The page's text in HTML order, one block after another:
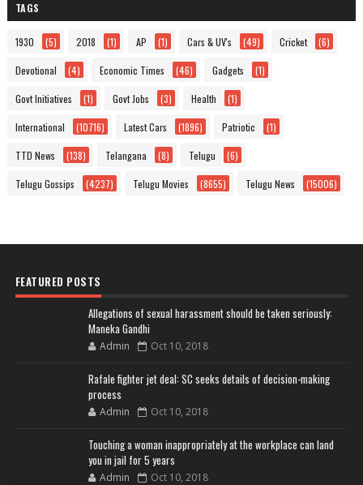
TAGS
1930 (5) 2018 (1) AP (1) Cars & UV's (49) Cricket (6)
Devotional (4) Economic Times (46) Gadgets (1)
Govt Initiatives (1) Govt Jobs (3) Health (1)
International (10716) Latest Cars (1896) Patriotic (1)
TTD News (138) Telangana (8) Telugu (6)
Telugu Gossips (4237) Telugu Movies (8655) Telugu News (15006)
FEATURED POSTS
Allegations of sexual harassment should be taken seriously:
Maneka Gandhi
Admin Oct 10, 2018
Rafale fighter jet deal: SC seeks details of decision-making
process
Admin Oct 10, 2018
Touching a woman inappropriately at the workplace can land
you in jail for 5 years
Admin Oct 10, 2018